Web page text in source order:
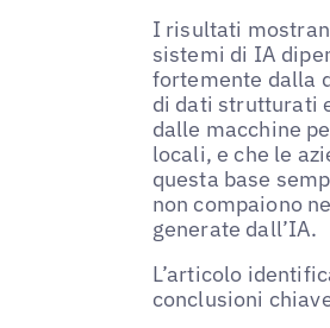
I risultati
sistemi di IA
fortemente dalla
di dati strutturati
dalle macchine
locali, e che le
questa base
non compaiono
generate dall’IA.
L’articolo
conclusioni